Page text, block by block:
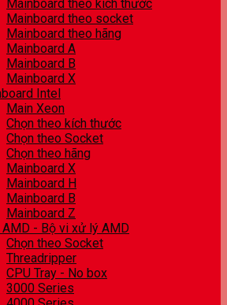
Mainboard theo kích thước
Mainboard theo socket
Mainboard theo hãng
Mainboard A
Mainboard B
Mainboard X
Intel
Main Xeon
Chọn theo kích thước
Chọn theo Socket
Chọn theo hãng
Mainboard X
Mainboard H
Mainboard B
Mainboard Z
AMD - Bộ vi xử lý AMD
Chọn theo Socket
Threadripper
CPU Tray - No box
3000 Series